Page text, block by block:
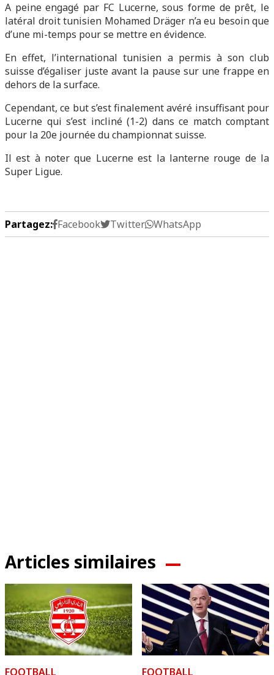
A peine engagé par FC Lucerne, sous forme de prêt, le
latéral droit tunisien Mohamed Dräger n’a eu besoin que
d’une mi-temps pour se mettre en évidence.
En effet, l’international tunisien a permis à son club
suisse d’égaliser juste avant la pause sur une frappe en
dehors de la surface.
Cependant, ce but s’est finalement avéré insuffisant pour
Lucerne qui s’est incliné (1-2) dans ce match comptant
pour la 20e journée du championnat suisse.
Il est à noter que Lucerne est la lanterne rouge de la
Super Ligue.
Partagez: Facebook Twitter WhatsApp
Articles similaires
FOOTBALL FOOTBALL